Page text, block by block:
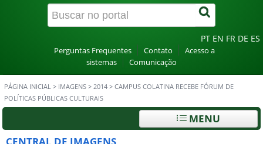
Canais
PT EN FR DE ES
Perguntas Frequentes Contato
Acesso a
sistemas
Comunicação
PÁGINA INICIAL > IMAGENS > 2014 > CAMPUS COLATINA RECEBE FÓRUM DE
POLÍTICAS PÚBLICAS CULTURAIS
MENU